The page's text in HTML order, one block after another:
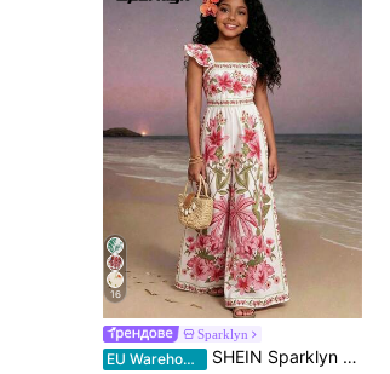
16
Sparklyn
EU Warehouse SHEIN Sparklyn Мек гащеризон в бежов цвят с ярки червено-оранжеви флорални и зелени листни мотиви, наподобяващ оживена пролетна градина. Квадратното деколте подчертава линиите на раменете и шията, докато ефирните ръкави добавят динамичен щрих. Стегнатата талия създава ласкателен силует, а широкият дизайн на крачола грациозно плавно скрива несъвършенствата. Подходящ за плажни почивки, градински чаени партита или разходка из занаятчийски пазари, този спокоен, но привличащ вниманието гащеризон излъчва усещане за готовност за почивка.